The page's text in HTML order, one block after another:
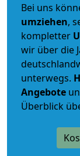
Bei uns
umziehen,
kompletter
wir über die
unterwegs.
Angebote
Überblick